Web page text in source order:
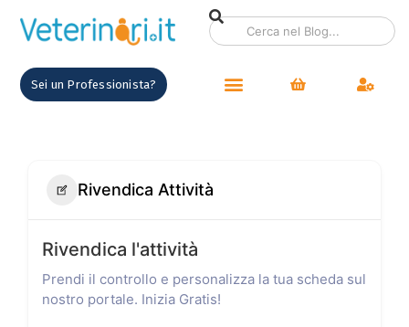
Sei un Professionista?
Rivendica Attività
Rivendica l'attività
Prendi il controllo e personalizza la tua scheda sul
nostro portale. Inizia Gratis!